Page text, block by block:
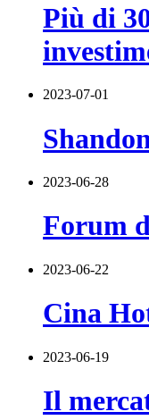
Più di
2023-07-01
2023-06-28
Forum
2023-06-22
Cina
2023-06-19
Il